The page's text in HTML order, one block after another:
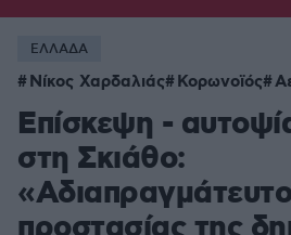
ΕΛΛΑΔΑ
Νίκος Χαρδαλιάς Κορωνοϊός
Επίσκεψη -
στη Σκιάθο: